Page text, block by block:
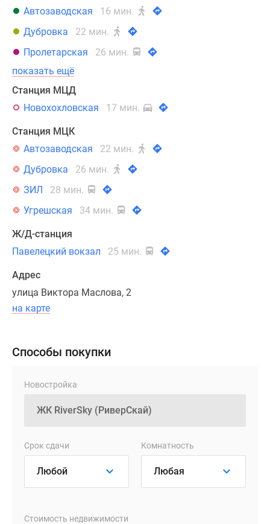
45
В
RiverSky
(РиверСкай)
представлены
форматы
жилья
–
уютных
малоэтажных
до
высотных
в
29
этажей.
архитектуры
необычная
кладка
разных
фактур
оттенков,
придает
Автозаводская
16 мин.
Дубровка
22 мин.
Пролетарская
26 мин.
показать ещё
Станция МЦД
Новохохловская
17 мин.
Станция МЦК
Автозаводская
22 мин.
Дубровка
26 мин.
ЗИЛ
28 мин.
Угрешская
34 мин.
Ж/Д-станция
Павелецкий вокзал
25 мин.
Адрес
улица Виктора Маслова, 2
на карте
Способы покупки
Новостройка
Срок сдачи Комнатность
Стоимость недвижимости